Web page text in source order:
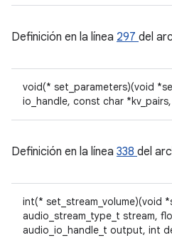
Definición en la línea 297 del
void(* set_parameters)(void
io_handle, const char
Definición en la línea 338 del
int(* set_stream_volume)(void
audio_stream_type_t stream,
audio_io_handle_t output, int